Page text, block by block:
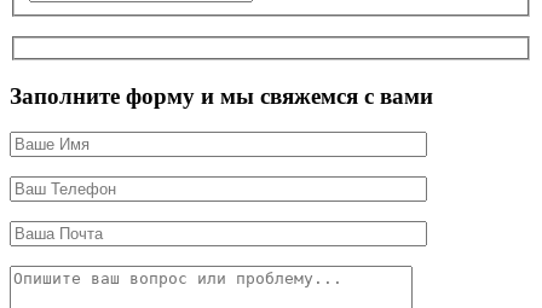
Заполните форму и мы свяжемся с вами